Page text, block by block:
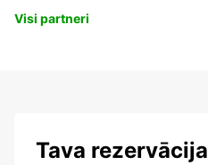
Visi partneri
Tava rezervācija